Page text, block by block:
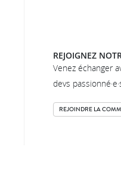
REJOIGNEZ
Venez échanger
devs
REJOINDRE LA